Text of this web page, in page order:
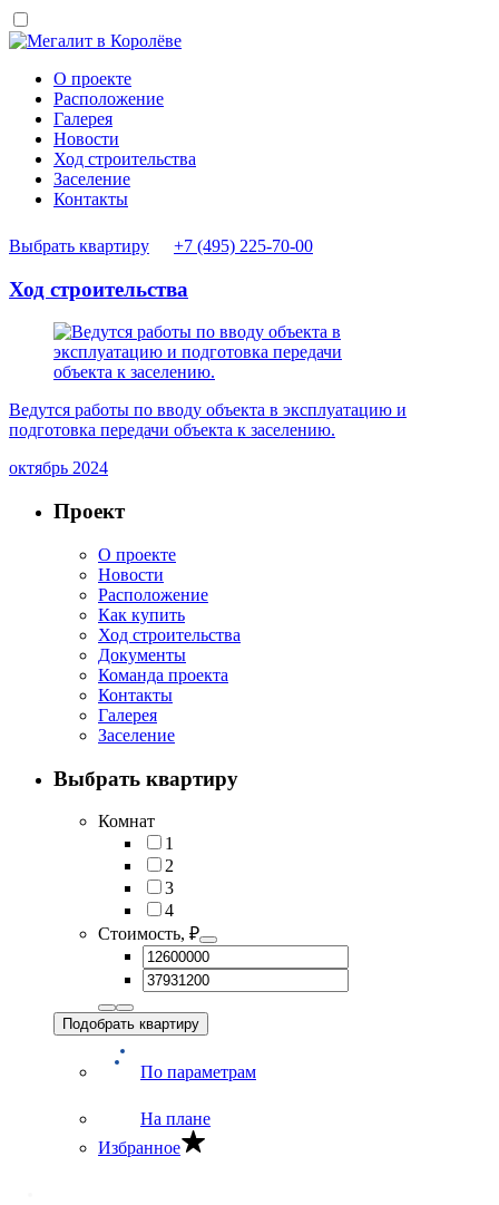
О проекте
Расположение
Галерея
Новости
Ход строительства
Заселение
Контакты
Выбрать квартиру +7 (495) 225-70-00
Ход строительства
Ведутся работы по вводу объекта в эксплуатацию и
подготовка передачи объекта к заселению.
октябрь 2024
Проект
О проекте
Новости
Расположение
Как купить
Ход строительства
Документы
Команда проекта
Контакты
Галерея
Заселение
Выбрать квартиру
Комнат
1
2
3
4
Стоимость, ₽
Подобрать квартиру
По параметрам
На плане
Избранное